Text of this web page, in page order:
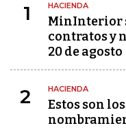
1 HACIENDA
MinInterior
contratos y
20 de agosto
2 HACIENDA
Estos son